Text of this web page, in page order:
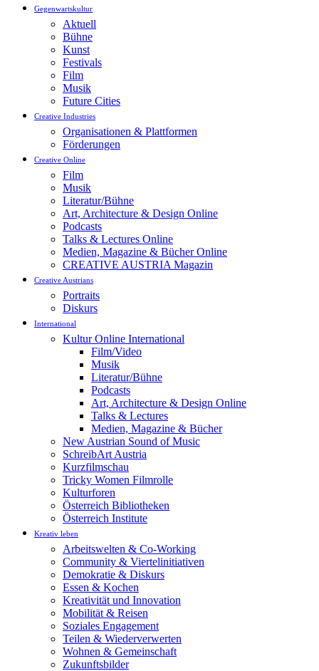
Gegenwartskultur
Aktuell
Bühne
Kunst
Festivals
Film
Musik
Future Cities
Creative Industries
Organisationen & Plattformen
Förderungen
Creative Online
Film
Musik
Literatur/Bühne
Art, Architecture & Design Online
Podcasts
Talks & Lectures Online
Medien, Magazine & Bücher Online
CREATIVE AUSTRIA Magazin
Creative Austrians
Portraits
Diskurs
International
Kultur Online International
Film/Video
Musik
Literatur/Bühne
Podcasts
Art, Architecture & Design Online
Talks & Lectures
Medien, Magazine & Bücher
New Austrian Sound of Music
SchreibArt Austria
Kurzfilmschau
Tricky Women Filmrolle
Kulturforen
Österreich Bibliotheken
Österreich Institute
Kreativ leben
Arbeitswelten & Co-Working
Community & Viertelinitiativen
Demokratie & Diskurs
Essen & Kochen
Kreativität und Innovation
Mobilität & Reisen
Soziales Engagement
Teilen & Wiederverwerten
Wohnen & Gemeinschaft
Zukunftsbilder